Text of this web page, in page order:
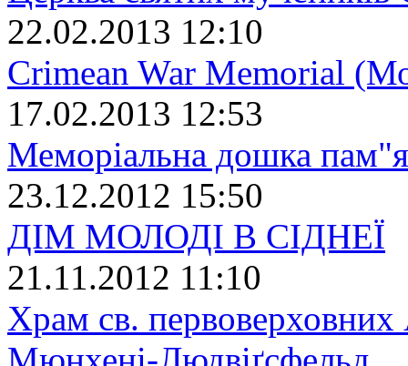
22.02.2013 12:10
Crimean War Memorial
17.02.2013 12:53
Меморіальна дошка
23.12.2012 15:50
ДІМ МОЛОДІ В CІДНЕЇ
21.11.2012 11:10
Храм св. первоверховних